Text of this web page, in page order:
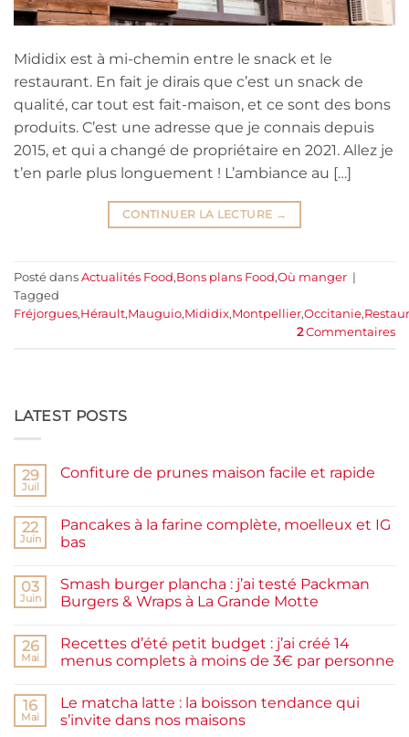
Mididix est à mi-chemin entre le snack et le
restaurant. En fait je dirais que c’est un snack de
qualité, car tout est fait-maison, et ce sont des bons
produits. C’est une adresse que je connais depuis
2015, et qui a changé de propriétaire en 2021. Allez je
t’en parle plus longuement ! L’ambiance au […]
CONTINUER LA LECTURE →
Posté dans Actualités Food,Bons plans Food,Où manger |
Tagged
Fréjorgues,Hérault,Mauguio,Mididix,Montpellier,Occitanie,
2Commentaires
LATEST POSTS
29
Juil
Confiture de prunes maison facile et rapide
Confiture
de
prunes
et
rapide
22
Juin
Pancakes à la farine complète, moelleux et IG
bas
sur
Pancakes
à
complète,
moelleux
et
03
Juin
Smash burger plancha : j’ai testé Packman
Burgers & Wraps à La Grande Motte
sur
Smash
burger
testé
Packman
Burgers &
26
Mai
Recettes d’été petit budget : j’ai créé 14
menus complets à moins de 3€ par personne
sur
Recettes
d’été
16
Mai
Le matcha latte : la boisson tendance qui
s’invite dans nos maisons